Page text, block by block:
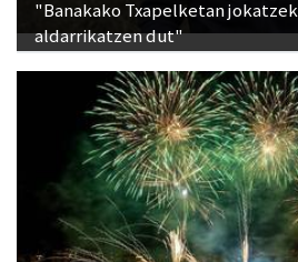
"Banakako Txapelketan
aldarrikatzen dut"